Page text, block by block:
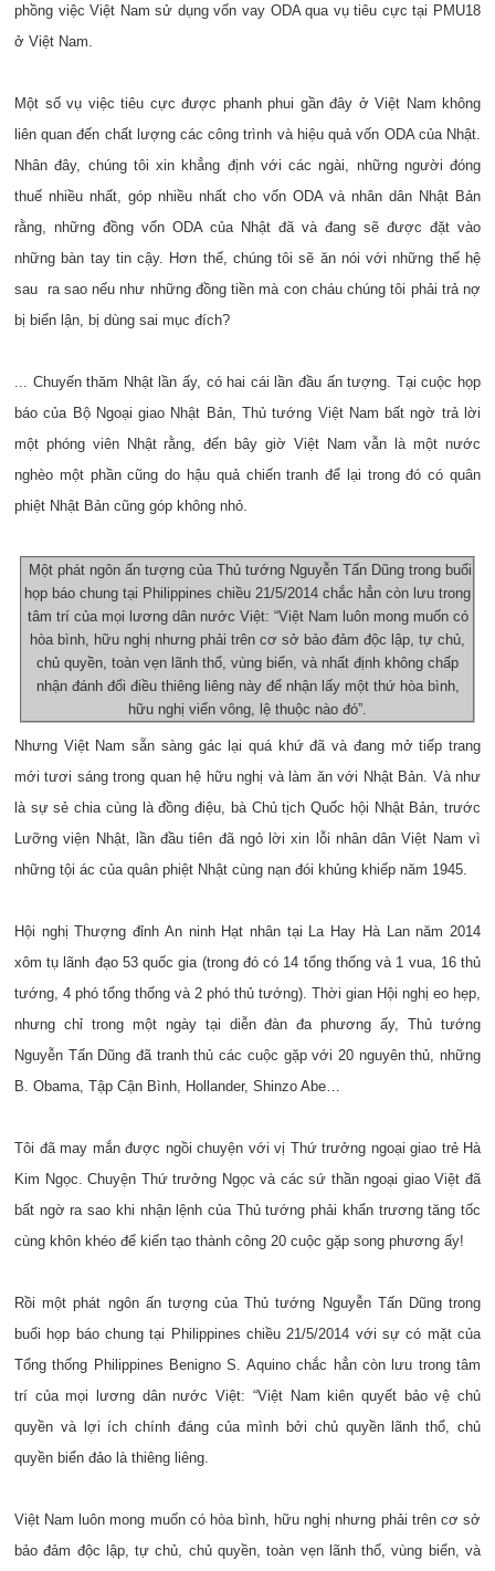
phồng việc Việt Nam sử dụng vốn vay ODA qua vụ tiêu cực tại PMU18
ở Việt Nam.
Một số vụ việc tiêu cực được phanh phui gần đây ở Việt Nam không
liên quan đến chất l­ượng các công trình và hiệu quả vốn ODA của Nhật.
Nhân đây, chúng tôi xin khẳng định với các ngài, những ngư­ời đóng
thuế nhiều nhất, góp nhiều nhất cho vốn ODA và nhân dân Nhật Bản
rằng, những đồng vốn ODA của Nhật đã và đang sẽ đư­ợc đặt vào
những bàn tay tin cậy. Hơn thế, chúng tôi sẽ ăn nói với những thế hệ
sau ra sao nếu như những đồng tiền mà con cháu chúng tôi phải trả nợ
bị biển lận, bị dùng sai mục đích?
... Chuyến thăm Nhật lần ấy, có hai cái lần đầu ấn tượng. Tại cuộc họp
báo của Bộ Ngoại giao Nhật Bản, Thủ t­ướng Việt Nam bất ngờ trả lời
một phóng viên Nhật rằng, đến bây giờ Việt Nam vẫn là một nước
nghèo một phần cũng do hậu quả chiến tranh để lại trong đó có quân
phiệt Nhật Bản cũng góp không nhỏ.
Một phát ngôn ấn tượng của Thủ tướng Nguyễn Tấn Dũng trong buổi
họp báo chung tại Philippines chiều 21/5/2014 chắc hẳn còn lưu trong
tâm trí của mọi lương dân nước Việt: “Việt Nam luôn mong muốn có
hòa bình, hữu nghị nhưng phải trên cơ sở bảo đảm độc lập, tự chủ,
chủ quyền, toàn vẹn lãnh thổ, vùng biển, và nhất định không chấp
nhận đánh đổi điều thiêng liêng này để nhận lấy một thứ hòa bình,
hữu nghị viển vông, lệ thuộc nào đó”.
Nh­ưng Việt Nam sẵn sàng gác lại quá khứ đã và đang mở tiếp trang
mới tươi sáng trong quan hệ hữu nghị và làm ăn với Nhật Bản. Và như
là sự sẻ chia cùng là đồng điệu, bà Chủ tịch Quốc hội Nhật Bản, trước
Lưỡng viện Nhật, lần đầu tiên đã ngỏ lời xin lỗi nhân dân Việt Nam vì
những tội ác của quân phiệt Nhật cùng nạn đói khủng khiếp năm 1945.
Hội nghị Thượng đỉnh An ninh Hạt nhân tại La Hay Hà Lan năm 2014
xôm tụ lãnh đạo 53 quốc gia (trong đó có 14 tổng thống và 1 vua, 16 thủ
tướng, 4 phó tổng thống và 2 phó thủ tướng). Thời gian Hội nghị eo hẹp,
nhưng chỉ trong một ngày tại diễn đàn đa phương ấy, Thủ tướng
Nguyễn Tấn Dũng đã tranh thủ các cuộc gặp với 20 nguyên thủ, những
B. Obama, Tập Cận Bình, Hollander, Shinzo Abe…
Tôi đã may mắn được ngồi chuyện với vị Thứ trưởng ngoại giao trẻ Hà
Kim Ngọc. Chuyện Thứ trưởng Ngọc và các sứ thần ngoại giao Việt đã
bất ngờ ra sao khi nhận lệnh của Thủ tướng phải khẩn trương tăng tốc
cùng khôn khéo để kiến tạo thành công 20 cuộc gặp song phương ấy!
Rồi một phát ngôn ấn tượng của Thủ tướng Nguyễn Tấn Dũng trong
buổi họp báo chung tại Philippines chiều 21/5/2014 với sự có mặt của
Tổng thống Philippines Benigno S. Aquino chắc hẳn còn lưu trong tâm
trí của mọi lương dân nước Việt: “Việt Nam kiên quyết bảo vệ chủ
quyền và lợi ích chính đáng của mình bởi chủ quyền lãnh thổ, chủ
quyền biển đảo là thiêng liêng.
Việt Nam luôn mong muốn có hòa bình, hữu nghị nhưng phải trên cơ sở
bảo đảm độc lập, tự chủ, chủ quyền, toàn vẹn lãnh thổ, vùng biển, và